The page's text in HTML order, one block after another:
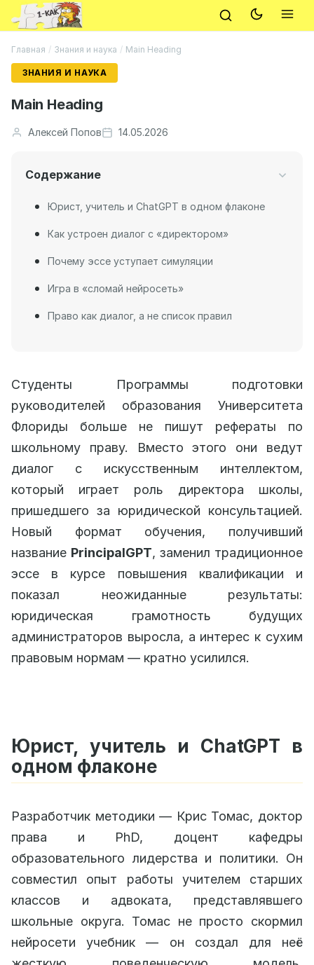
Главная / Знания и наука / Main Heading
ЗНАНИЯ И НАУКА
Main Heading
Алексей Попов 14.05.2026
Содержание
Юрист, учитель и ChatGPT в одном флаконе
Как устроен диалог с «директором»
Почему эссе уступает симуляции
Игра в «сломай нейросеть»
Право как диалог, а не список правил
Студенты Программы подготовки
руководителей образования Университета
Флориды больше не пишут рефераты по
школьному праву. Вместо этого они ведут
диалог с искусственным интеллектом,
который играет роль директора школы,
пришедшего за юридической консультацией.
Новый формат обучения, получивший
название PrincipalGPT, заменил традиционное
эссе в курсе повышения квалификации и
показал неожиданные результаты:
юридическая грамотность будущих
администраторов выросла, а интерес к сухим
правовым нормам — кратно усилился.
Юрист, учитель и ChatGPT в
одном флаконе
Разработчик методики — Крис Томас, доктор
права и PhD, доцент кафедры
образовательного лидерства и политики. Он
совместил опыт работы учителем старших
классов и адвоката, представлявшего
школьные округа. Томас не просто скормил
нейросети учебник — он создал для неё